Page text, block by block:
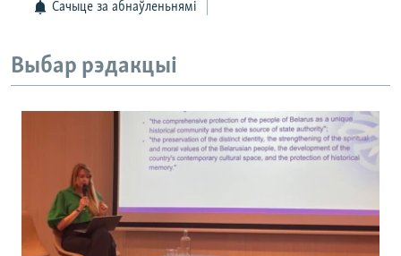
Сачыце за абнаўленьнямі
Выбар рэдакцыі